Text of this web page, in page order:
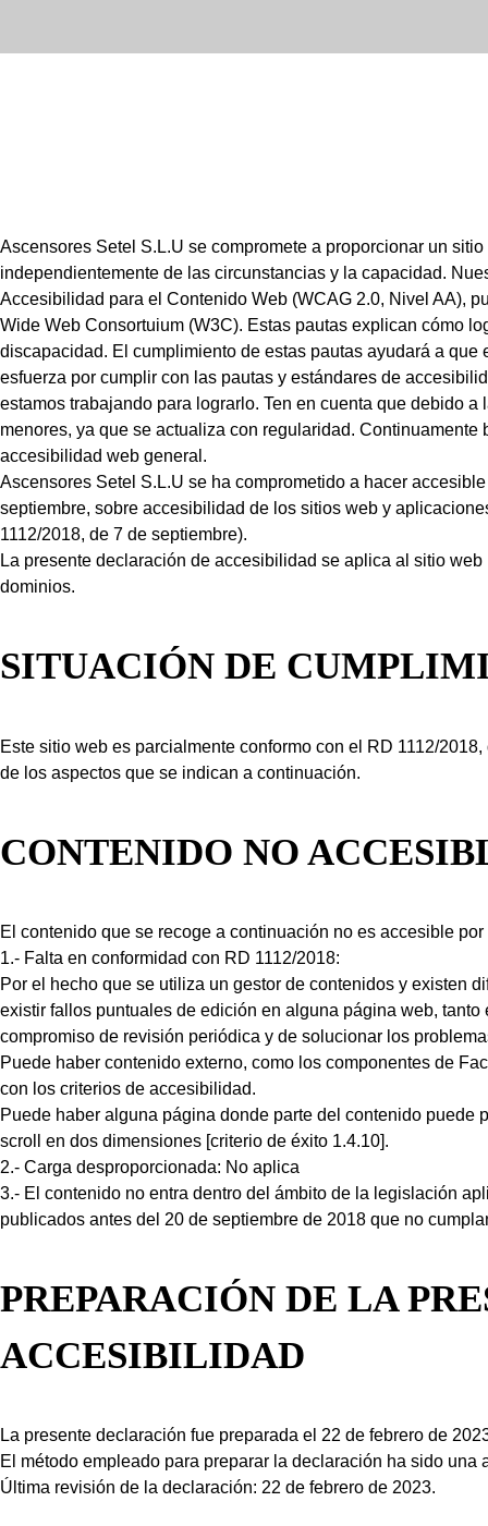
Ascensores Setel S.L.U se compromete a proporcionar un
independientemente de las circunstancias y la capacidad.
Accesibilidad para el Contenido Web (WCAG 2.0, Nivel AA),
Wide Web Consortuium (W3C). Estas pautas explican cómo
discapacidad. El cumplimiento de estas pautas ayudará a
esfuerza por cumplir con las pautas y estándares de
estamos trabajando para lograrlo. Ten en cuenta que debido
menores, ya que se actualiza con regularidad.
accesibilidad web general.
Ascensores Setel S.L.U se ha comprometido a hacer
septiembre, sobre accesibilidad de los sitios web y
1112/2018, de 7 de septiembre).
La presente declaración de accesibilidad se aplica al sitio
dominios.
SITUACIÓN DE
Este sitio web es parcialmente conformo con el RD 1112/
de los aspectos que se indican a continuación.
CONTENIDO NO
El contenido que se recoge a continuación no es accesible
1.- Falta en conformidad con RD 1112/2018:
Por el hecho que se utiliza un gestor de contenidos y existen
existir fallos puntuales de edición en alguna página web,
compromiso de revisión periódica y de solucionar los
Puede haber contenido externo, como los componentes de
con los criterios de accesibilidad.
Puede haber alguna página donde parte del contenido
scroll en dos dimensiones [criterio de éxito 1.4.10].
2.- Carga desproporcionada: No aplica
3.- El contenido no entra dentro del ámbito de la legislación
publicados antes del 20 de septiembre de 2018 que no
PREPARACIÓN DE LA
ACCESIBILIDAD
La presente declaración fue preparada el 22 de febrero de
El método empleado para preparar la declaración ha sido
Última revisión de la declaración: 22 de febrero de 2023.